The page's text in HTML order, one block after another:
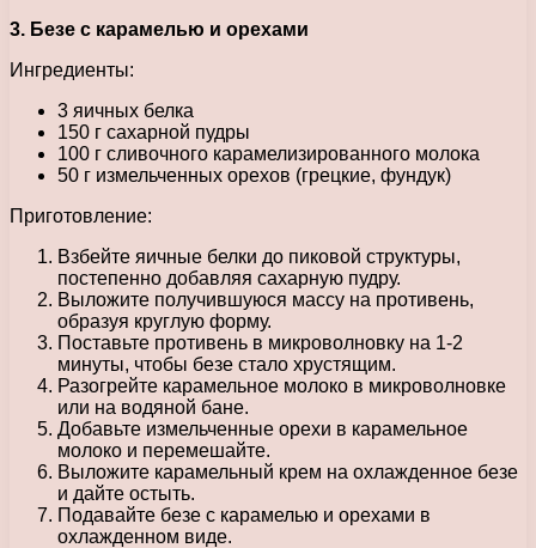
3. Безе с карамелью и орехами
Ингредиенты:
3 яичных белка
150 г сахарной пудры
100 г сливочного карамелизированного молока
50 г измельченных орехов (грецкие, фундук)
Приготовление:
Взбейте яичные белки до пиковой структуры,
постепенно добавляя сахарную пудру.
Выложите получившуюся массу на противень,
образуя круглую форму.
Поставьте противень в микроволновку на 1-2
минуты, чтобы безе стало хрустящим.
Разогрейте карамельное молоко в микроволновке
или на водяной бане.
Добавьте измельченные орехи в карамельное
молоко и перемешайте.
Выложите карамельный крем на охлажденное безе
и дайте остыть.
Подавайте безе с карамелью и орехами в
охлажденном виде.